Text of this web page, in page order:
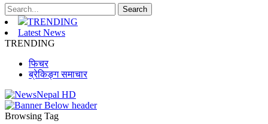
TRENDING
Latest News
TRENDING
फिचर
ब्रेकिङ्ग समाचार
Browsing Tag